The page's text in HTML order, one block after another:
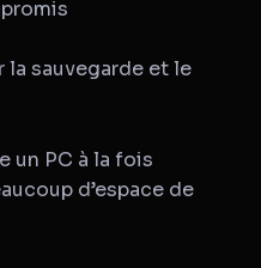
sauvegarde et le
un PC à la fois
d’espace de